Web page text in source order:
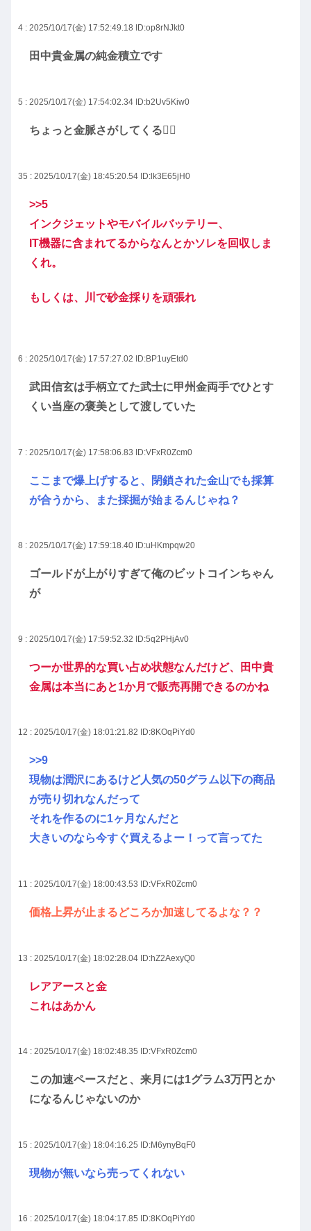
4 : 2025/10/17(金) 17:52:49.18 ID:op8rNJkt0
田中貴金属の純金積立です
5 : 2025/10/17(金) 17:54:02.34 ID:b2Uv5Kiw0
ちょっと金脈さがしてくる👷‍♂
35 : 2025/10/17(金) 18:45:20.54 ID:lk3E65jH0
>>5
インクジェットやモバイルバッテリー、
IT機器に含まれてるからなんとかソレを回収しま
くれ。
もしくは、川で砂金採りを頑張れ
6 : 2025/10/17(金) 17:57:27.02 ID:BP1uyEtd0
武田信玄は手柄立てた武士に甲州金両手でひとす
くい当座の褒美として渡していた
7 : 2025/10/17(金) 17:58:06.83 ID:VFxR0Zcm0
ここまで爆上げすると、閉鎖された金山でも採算
が合うから、また採掘が始まるんじゃね？
8 : 2025/10/17(金) 17:59:18.40 ID:uHKmpqw20
ゴールドが上がりすぎて俺のビットコインちゃん
が
9 : 2025/10/17(金) 17:59:52.32 ID:5q2PHjAv0
つーか世界的な買い占め状態なんだけど、田中貴
金属は本当にあと1か月で販売再開できるのかね
12 : 2025/10/17(金) 18:01:21.82 ID:8KOqPiYd0
>>9
現物は潤沢にあるけど人気の50グラム以下の商品
が売り切れなんだって
それを作るのに1ヶ月なんだと
大きいのなら今すぐ買えるよー！って言ってた
11 : 2025/10/17(金) 18:00:43.53 ID:VFxR0Zcm0
価格上昇が止まるどころか加速してるよな？？
13 : 2025/10/17(金) 18:02:28.04 ID:hZ2AexyQ0
レアアースと金
これはあかん
14 : 2025/10/17(金) 18:02:48.35 ID:VFxR0Zcm0
この加速ペースだと、来月には1グラム3万円とか
になるんじゃないのか
15 : 2025/10/17(金) 18:04:16.25 ID:M6ynyBqF0
現物が無いなら売ってくれない
16 : 2025/10/17(金) 18:04:17.85 ID:8KOqPiYd0